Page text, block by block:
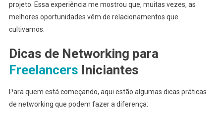
projeto. Essa experiência me mostrou que, muitas vezes, as
melhores oportunidades vêm de relacionamentos que
cultivamos.
Dicas de Networking para
Freelancers Iniciantes
Para quem está começando, aqui estão algumas dicas práticas
de networking que podem fazer a diferença: